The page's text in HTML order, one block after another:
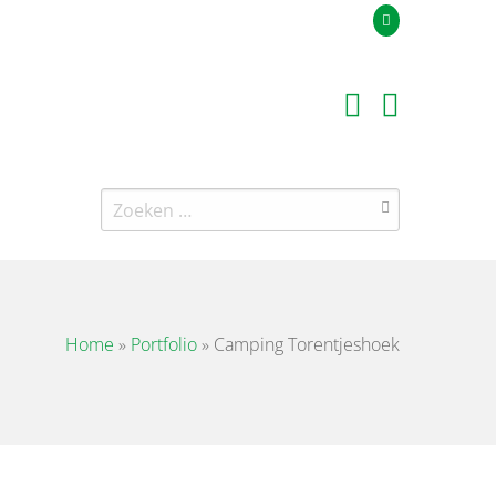
Zoeken
naar:
Home » Portfolio» Camping Torentjeshoek